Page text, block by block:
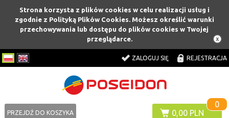
Strona korzysta z plików cookies w celu realizacji usług i
zgodnie z Polityką Plików Cookies. Możesz określić warunki
przechowywania lub dostępu do plików cookies w Twojej
przeglądarce.
ZALOGUJ SIĘ REJESTRACJA
0,00 PLN
0
PRZEJDŹ DO KOSZYKA